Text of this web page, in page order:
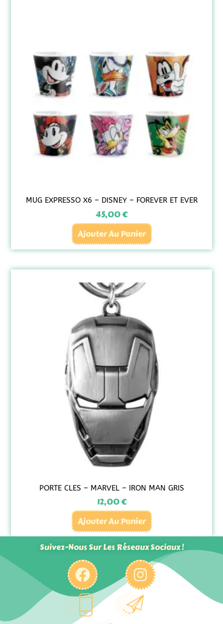
MUG EXPRESSO X6 – DISNEY – FOREVER ET EVER
45,00€
Ajouter Au Panier
PORTE CLES – MARVEL – IRON MAN GRIS
12,00€
Ajouter Au Panier
Suivez-Nous Sur Les Réseaux Sociaux !